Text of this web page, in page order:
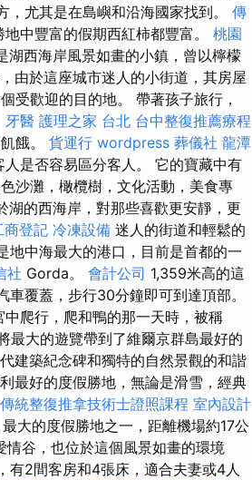
，尤其是在島嶼和沿海國家找到。 傳
中豐富的假期西紅柿都豐富。 桃園
湖西海岸風景如畫的小鎮，曾以檸檬
由於這座城市迷人的小街道，其房屋
受歡迎的目的地。 帶著孩子旅行，
牙醫 護理之家 台北 台中整復推薦療程
餓。 貨運行 wordpress 葬儀社 龍潭
是否容易區分客人。 它的寶藏中有
沙灘，橄欖樹，文化活動，美食專
湖的西海岸，對那些喜歡更安靜，更
商登記 冷凍設備 迷人的街道和輕鬆的
地中海最大的港口，目前是首都的一
社 Gorda。 會計公司 1,359米高的這
車覆蓋，步行30分鐘即可到達頂部。
爬行，爬和鴨的那一天時，被稱
最大的遊覽帶到了維爾京群島最好的
建築紀念碑和獨特的自然景觀的和諧
最好的度假勝地，無論是滑雪，經典
傳統整復推拿技術士證照課程 室內設計
大的度假勝地之一，距離機場約17公
谷，也位於這個風景如畫的環境
有2間客房和4張床，適合夫妻或4人